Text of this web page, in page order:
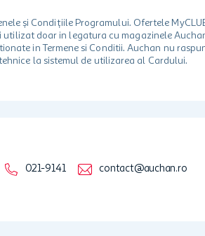
și Condițiile Programului. Ofertele
doar in legatura cu magazinele
in Termene si Conditii. Auchan nu
la sistemul de utilizarea al Cardului.
021-9141 contact@auchan.ro